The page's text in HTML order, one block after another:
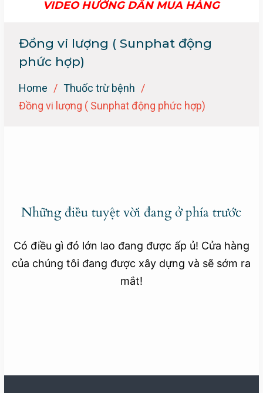
VIDEO HƯỚNG DẪN MUA HÀNG
Đồng vi lượng ( Sunphat động
phức hợp)
Home
Thuốc trừ bệnh
Đồng vi lượng ( Sunphat động phức hợp)
Những điều tuyệt vời đang ở phía trước
Có điều gì đó lớn lao đang được ấp ủ! Cửa hàng
của chúng tôi đang được xây dựng và sẽ sớm ra
mắt!